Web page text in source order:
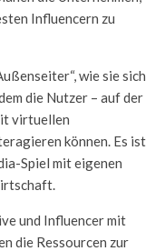
Influencern zu
wie sie sich
die Nutzer – auf der
virtuellen
können. Es ist
Spiel mit eigenen
und Influencer mit
die Ressourcen zur